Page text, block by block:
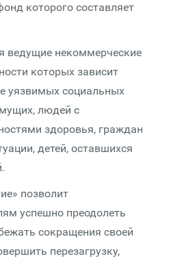
которого составляет
ведущие некоммерческие
которых зависит
уязвимых социальных
людей с
здоровья, граждан
детей, оставшихся
позволит
успешно преодолеть
сокращения своей
перезагрузку,